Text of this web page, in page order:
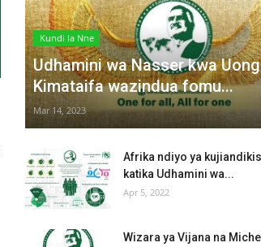
Kundi la Nne
Udhamini wa Nasser kwa
Kimataifa wazindua fomu...
Mar 14, 2023
Afrika ndiyo ya
katika Udhamini wa...
Apr 5, 2022
Wizara ya Vijana na